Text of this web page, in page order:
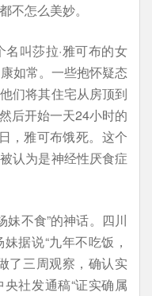
不怎么美妙。
叫莎拉·雅可布的女
如常。一些抱怀疑态
们将其住宅从房顶到
后开始一天24小时的
，雅可布饿死。这个
认为是神经性厌食症
妹不食”的神话。四川
据说“九年不吃饭，
了三周观察，确认实
社发通稿“证实确属